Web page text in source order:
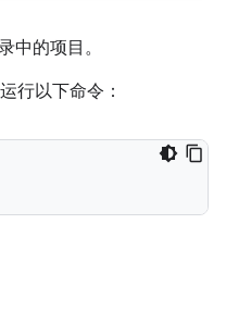
中的项目。
行以下命令：